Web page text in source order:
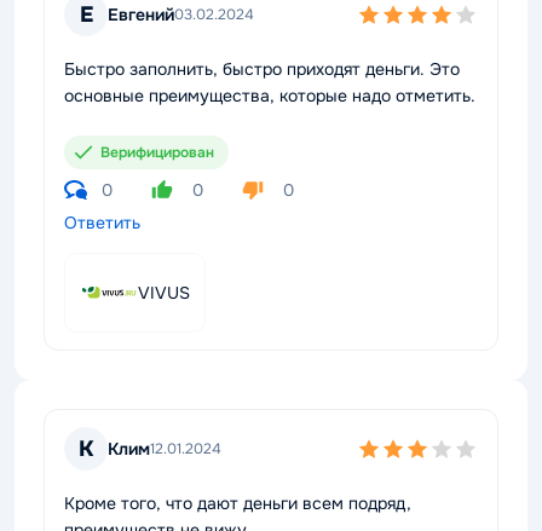
Е Евгений03.02.2024
Быстро заполнить, быстро приходят деньги. Это
основные преимущества, которые надо отметить.
Верифицирован
0 0
0
Ответить
VIVUS
К Клим12.01.2024
Кроме того, что дают деньги всем подряд,